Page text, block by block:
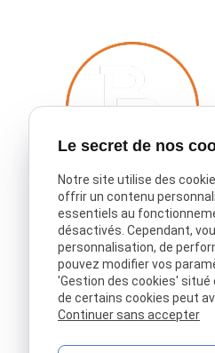
Accueil
Traiteur Delecroix
Boissons
Boissons
Location de
Boucherie
Le secret de nos
Notre site utilise des
offrir un contenu
essentiels au
désactivés. Cependant,
personnalisation, de
pouvez modifier vos
'Gestion des cookies'
de certains cookies peut
Continuer sans accepter